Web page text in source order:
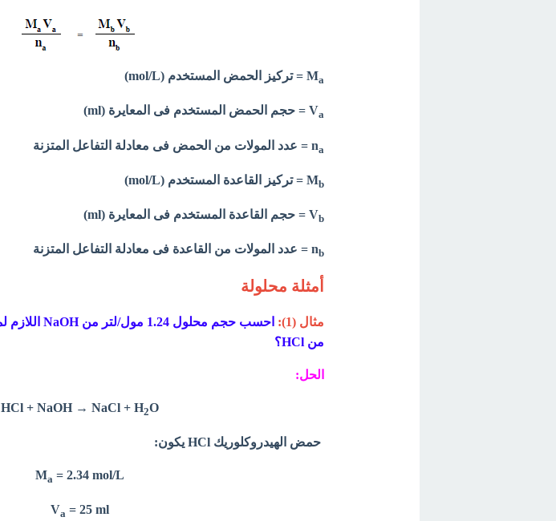
Ma
=تركيز الحمض المستخدم (mol/L)
Va
=حجم الحمض المستخدم فى المعايرة (ml)
na = عدد المولات من الحمض فى معادلة التفاعل المتزنة
Mb
=تركيز القاعدة المستخدم (mol/L)
Vb
=حجم القاعدة المستخدم فى المعايرة (ml)
nb
= عدد المولات من القاعدة فى معادلة التفاعل المتزنة
أمثلة محلولة
مثال (1):
من HCl؟
الحل:
HCl + NaOH → NaCl + H2O
حمض الهيدروكلوريك HCl يكون:
a = 2.34 mol/L
Va = 25 ml